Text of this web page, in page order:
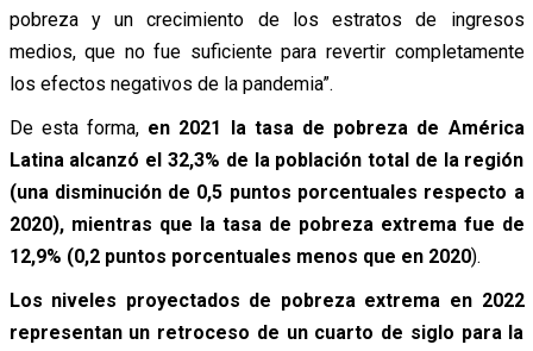
pobreza y un crecimiento de los estratos de ingresos
medios, que no fue suficiente para revertir completamente
los efectos negativos de la pandemia”.
De esta forma, en 2021 la tasa de pobreza de América
Latina alcanzó el 32,3% de la población total de la región
(una disminución de 0,5 puntos porcentuales respecto a
2020), mientras que la tasa de pobreza extrema fue de
12,9% (0,2 puntos porcentuales menos que en 2020).
Los niveles proyectados de pobreza extrema en 2022
representan un retroceso de un cuarto de siglo para la